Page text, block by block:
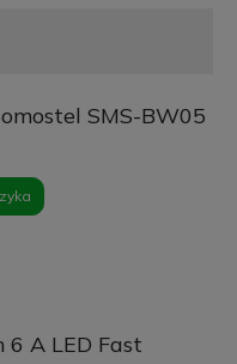
SMS-BW05
6 A LED Fast